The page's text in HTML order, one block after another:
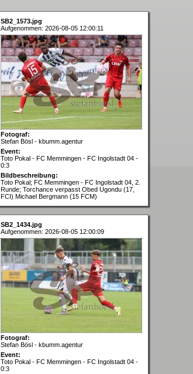
SB2_1573.jpg
Aufgenommen: 2026-08-05 12:00:11
Fotograf:
Stefan Bösl - kbumm.agentur
Event:
Toto Pokal - FC Memmingen - FC Ingolstadt 04 -
0:3
Bildbeschreibung:
Toto Pokal; FC Memmingen - FC Ingolstadt 04, 2.
Runde; Torchance verpasst Obed Ugondu (17,
FCI) Michael Bergmann (15 FCM)
SB2_1434.jpg
Aufgenommen: 2026-08-05 12:00:09
Fotograf:
Stefan Bösl - kbumm.agentur
Event:
Toto Pokal - FC Memmingen - FC Ingolstadt 04 -
0:3